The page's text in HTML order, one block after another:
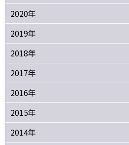
2020年
2019年
2018年
2017年
2016年
2015年
2014年